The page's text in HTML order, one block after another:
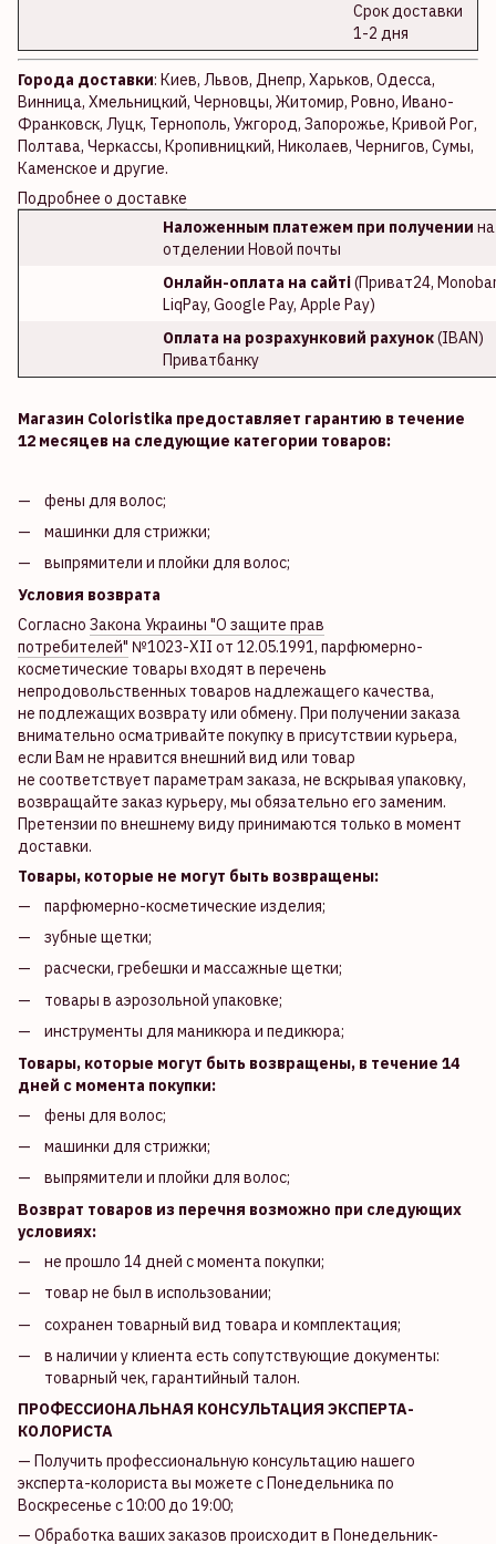
Срок доставки
1-2 дня
Города доставки: Киев, Львов, Днепр, Харьков, Одесса,
Винница, Хмельницкий, Черновцы, Житомир, Ровно, Ивано-
Франковск, Луцк, Тернополь, Ужгород, Запорожье, Кривой Рог,
Полтава, Черкассы, Кропивницкий, Николаев, Чернигов, Сумы,
Каменское и другие.
Подробнее о доставке
Наложенным платежем при получении на
отделении Новой почты
Онлайн-оплата на сайті(Приват24,
LiqPay, Google Pay, Apple Pay)
Оплата на розрахунковий рахунок(IBAN)
Приватбанку
Магазин Coloristika предоставляет гарантию в течение
12 месяцев на следующие категории товаров:
фены для волос;
машинки для стрижки;
выпрямители и плойки для волос;
Условия возврата
Согласно Закона Украины "О защите прав
потребителей" №1023-XII от 12.05.1991, парфюмерно-
косметические товары входят в перечень
непродовольственных товаров надлежащего качества,
не подлежащих возврату или обмену. При получении заказа
внимательно осматривайте покупку в присутствии курьера,
если Вам не нравится внешний вид или товар
не соответствует параметрам заказа, не вскрывая упаковку,
возвращайте заказ курьеру, мы обязательно его заменим.
Претензии по внешнему виду принимаются только в момент
доставки.
Товары, которые не могут быть возвращены:
парфюмерно-косметические изделия;
зубные щетки;
расчески, гребешки и массажные щетки;
товары в аэрозольной упаковке;
инструменты для маникюра и педикюра;
Товары, которые могут быть возвращены, в течение 14
дней с момента покупки:
фены для волос;
машинки для стрижки;
выпрямители и плойки для волос;
Возврат товаров из перечня возможно при следующих
условиях:
не прошло 14 дней с момента покупки;
товар не был в использовании;
сохранен товарный вид товара и комплектация;
в наличии у клиента есть сопутствующие документы:
товарный чек, гарантийный талон.
ПРОФЕССИОНАЛЬНАЯ КОНСУЛЬТАЦИЯ ЭКСПЕРТА-
КОЛОРИСТА
— Получить профессиональную консультацию нашего
эксперта-колориста вы можете с Понедельника по
Воскресенье с 10:00 до 19:00;
— Обработка ваших заказов происходит в Понедельник-